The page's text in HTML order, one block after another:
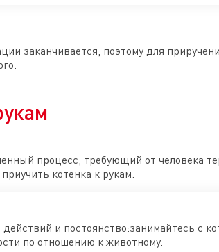
заканчивается, поэтому для
процесс, требующий от человека
котенка к рукам.
и постоянство:занимайтесь с
по отношению к животному.